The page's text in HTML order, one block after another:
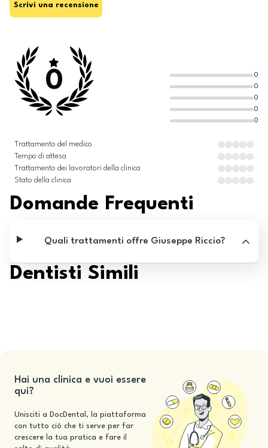
Scrivi una recensione
0
0
0
0
0
0
Trattamento del medico
Tempo di attesa
Trattamento dei lavoratori della clinica
Stato della clinica
Domande Frequenti
Quali trattamenti offre Giuseppe Riccio?
Dentisti Simili
Hai una clinica e vuoi essere
qui?
Unisciti a DocDental, la piattaforma
con tutto ciò che ti serve per far
crescere la tua pratica e fare il